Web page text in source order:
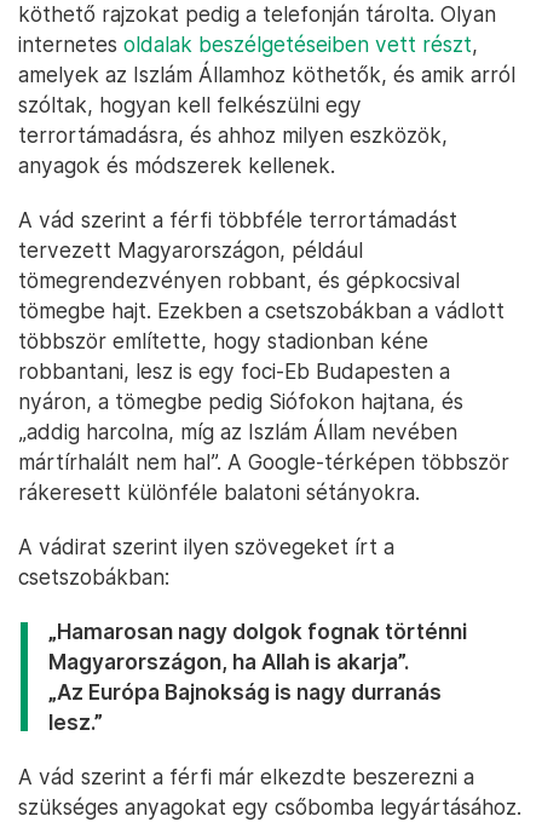
köthető rajzokat pedig a telefonján tárolta. Olyan
internetes oldalak beszélgetéseiben vett részt,
amelyek az Iszlám Államhoz köthetők, és amik arról
szóltak, hogyan kell felkészülni egy
terrortámadásra, és ahhoz milyen eszközök,
anyagok és módszerek kellenek.
A vád szerint a férfi többféle terrortámadást
tervezett Magyarországon, például
tömegrendezvényen robbant, és gépkocsival
tömegbe hajt. Ezekben a csetszobákban a vádlott
többször említette, hogy stadionban kéne
robbantani, lesz is egy foci-Eb Budapesten a
nyáron, a tömegbe pedig Siófokon hajtana, és
„addig harcolna, míg az Iszlám Állam nevében
mártírhalált nem hal”. A Google-térképen többször
rákeresett különféle balatoni sétányokra.
A vádirat szerint ilyen szövegeket írt a
csetszobákban:
„Hamarosan nagy dolgok fognak történni
Magyarországon, ha Allah is akarja”.
„Az Európa Bajnokság is nagy durranás
lesz.”
A vád szerint a férfi már elkezdte beszerezni a
szükséges anyagokat egy csőbomba legyártásához.